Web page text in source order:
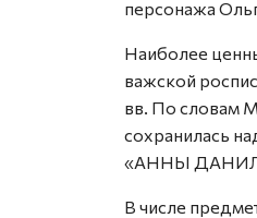
персонажа
Наиболее
важской
вв. По словам
сохранилась
«АННЫ
В числе